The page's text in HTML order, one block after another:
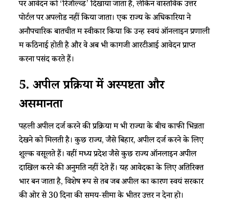
पर आवेदन को ‘रिजॉल्व्ड’ दिखाया जाता है, लेकिन वास्तविक उत्तर
पोर्टल पर अपलोड नहीं किया जाता। एक राज्य के अधिकारियों ने
अनौपचारिक बातचीत में स्वीकार किया कि उन्हें स्वयं ऑनलाइन प्रणाली
में कठिनाई होती है और वे अब भी कागजी आरटीआई आवेदन प्राप्त
करना पसंद करते हैं।​
​​5. अपील प्रक्रिया में अस्पष्टता और
असमानता​
​​पहली अपील दर्ज करने की प्रक्रिया में भी राज्यों के बीच काफी भिन्नता
देखने को मिलती है। कुछ राज्य, जैसे बिहार, अपील दर्ज करने के लिए
शुल्क वसूलते हैं। वहीं मध्य प्रदेश जैसे कुछ राज्य ऑनलाइन अपील
दाखिल करने की अनुमति नहीं देते हैं। यह आवेदकों के लिए अतिरिक्त
भार बन जाता है, विशेष रूप से तब जब अपील का कारण स्वयं सरकार
की ओर से 30 दिनों की समय-सीमा के भीतर उत्तर न देना हो।​